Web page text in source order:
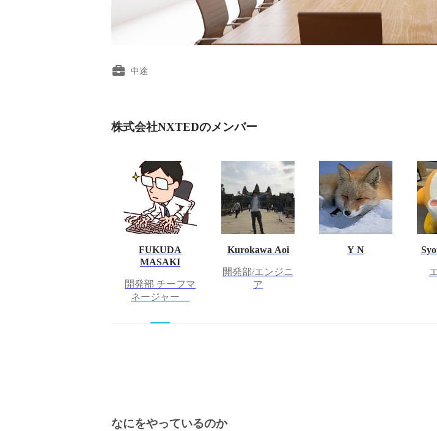
中途
株式会社NXTEDのメンバー
FUKUDA
MASAKI
開発部 チーフマ
ネージャー
Kurokawa Aoi
開発部/エンジニ
ア
Y N
なにをやっているのか